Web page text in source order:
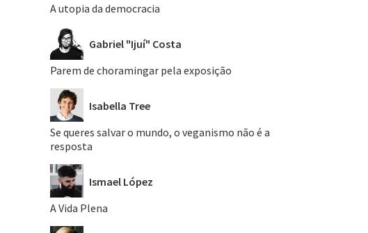
A utopia da democracia
Gabriel "Ijuí" Costa
Parem de choramingar pela exposição
Isabella Tree
Se queres salvar o mundo, o veganismo não é a
resposta
Ismael López
A Vida Plena